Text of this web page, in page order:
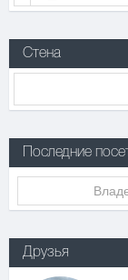
Стена
Последние
Друзья